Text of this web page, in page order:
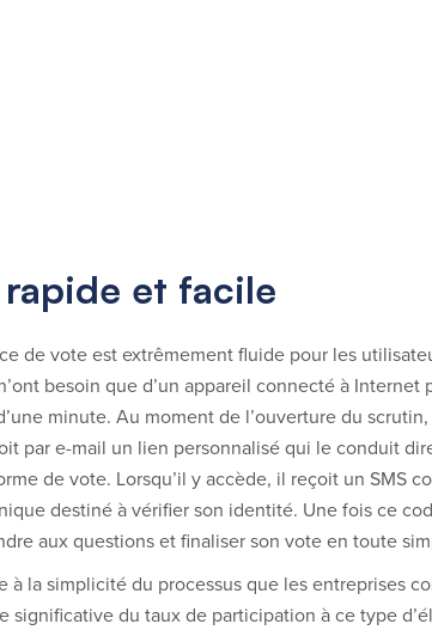
et facile
de vote est extrêmement fluide pour les
besoin que d’un appareil connecté à Internet
minute. Au moment de l’ouverture du
par e-mail un lien personnalisé qui le conduit
de vote. Lorsqu’il y accède, il reçoit un SMS
destiné à vérifier son identité. Une fois ce
aux questions et finaliser son vote en toute
à la simplicité du processus que les entreprises
significative du taux de participation à ce type